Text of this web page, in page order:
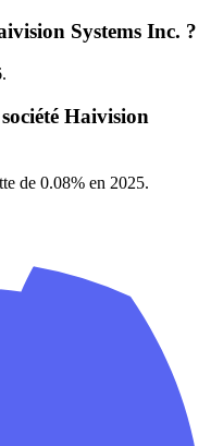
Systems Inc. ?
Haivision
de 0.08% en 2025.